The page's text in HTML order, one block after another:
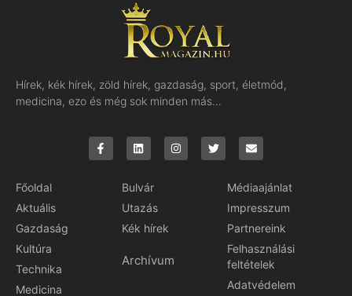
Hírek, kék hírek, zöld hírek, gazdaság, sport, életmód,
medicina, ezo és még sok minden más…
Főoldal
Aktuális
Gazdaság
Kultúra
Technika
Medicina
Bulvár
Utazás
Kék hírek
Archívum
Médiaajánlat
Impresszum
Partnereink
Felhasználási
feltételek
Adatvédelem